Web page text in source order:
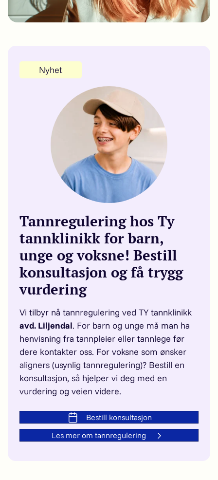
Nyhet
Tannregulering hos Ty
tannklinikk for barn,
unge og voksne! Bestill
konsultasjon og få trygg
vurdering
Vi tilbyr nå tannregulering ved TY tannklinikk
avd. Liljendal. For barn og unge må man ha
henvisning fra tannpleier eller tannlege før
dere kontakter oss. For voksne som ønsker
aligners (usynlig tannregulering)? Bestill en
konsultasjon, så hjelper vi deg med en
vurdering og veien videre.
Bestill konsultasjon
Les mer om tannregulering